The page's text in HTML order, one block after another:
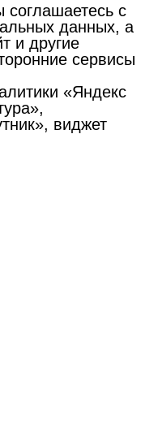
с
данных, а
и другие
сервисы
«Яндекс
виджет